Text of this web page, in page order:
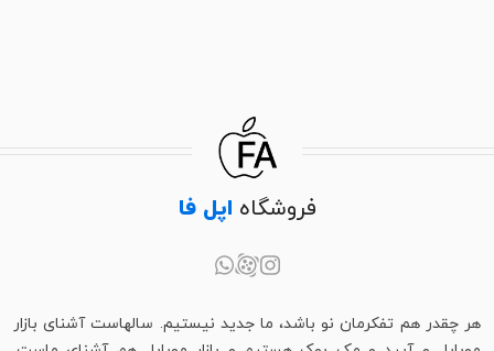
فروشگاه اپل فا
هر چقدر هم تفکرمان نو باشد، ما جدید نیستیم. سالهاست آشنای بازار